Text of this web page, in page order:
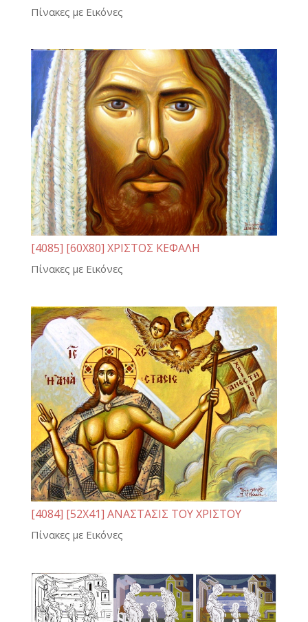
Πίνακες με Εικόνες
[4085] [60Χ80] ΧΡΙΣΤΟΣ ΚΕΦΑΛΗ
Πίνακες με Εικόνες
[4084] [52Χ41] ΑΝΑΣΤΑΣΙΣ ΤΟΥ ΧΡΙΣΤΟΥ
Πίνακες με Εικόνες